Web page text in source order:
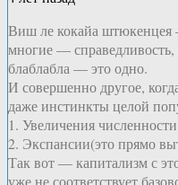
Виш ле кокайа
многие — справедливость,
блаблабла — это одно.
И совершенно другое,
даже инстинкты целой
1. Увеличения
2. Экспансии(это прямо
Так вот — капитализм с